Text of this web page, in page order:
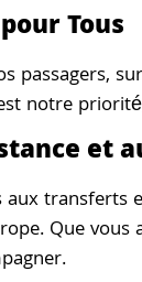
Tous
passagers,
notre
et
aux
Que